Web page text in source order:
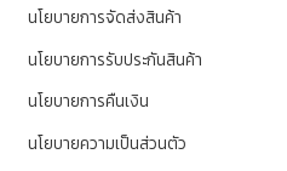
นโยบายการจัดส่งสินค้า
นโยบายการรับประกันสินค้า
นโยบายการคืนเงิน
นโยบายความเป็นส่วนตัว